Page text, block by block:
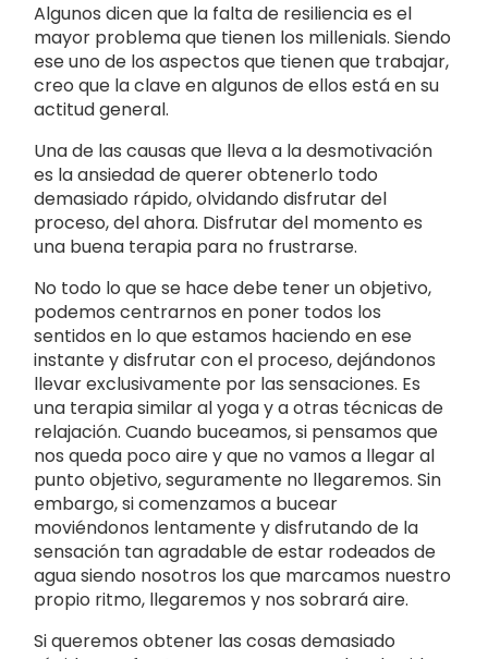
Algunos dicen que la falta de resiliencia es el
mayor problema que tienen los millenials. Siendo
ese uno de los aspectos que tienen que trabajar,
creo que la clave en algunos de ellos está en su
actitud general.
Una de las causas que lleva a la desmotivación
es la ansiedad de querer obtenerlo todo
demasiado rápido, olvidando disfrutar del
proceso, del ahora. Disfrutar del momento es
una buena terapia para no frustrarse.
No todo lo que se hace debe tener un objetivo,
podemos centrarnos en poner todos los
sentidos en lo que estamos haciendo en ese
instante y disfrutar con el proceso, dejándonos
llevar exclusivamente por las sensaciones. Es
una terapia similar al yoga y a otras técnicas de
relajación. Cuando buceamos, si pensamos que
nos queda poco aire y que no vamos a llegar al
punto objetivo, seguramente no llegaremos. Sin
embargo, si comenzamos a bucear
moviéndonos lentamente y disfrutando de la
sensación tan agradable de estar rodeados de
agua siendo nosotros los que marcamos nuestro
propio ritmo, llegaremos y nos sobrará aire.
Si queremos obtener las cosas demasiado